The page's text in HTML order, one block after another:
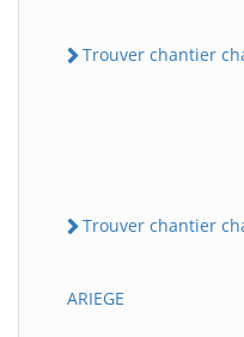
Trouver chantier
Trouver chantier
ARIEGE